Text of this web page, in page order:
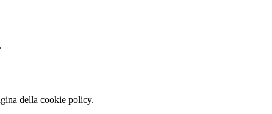
della cookie policy.